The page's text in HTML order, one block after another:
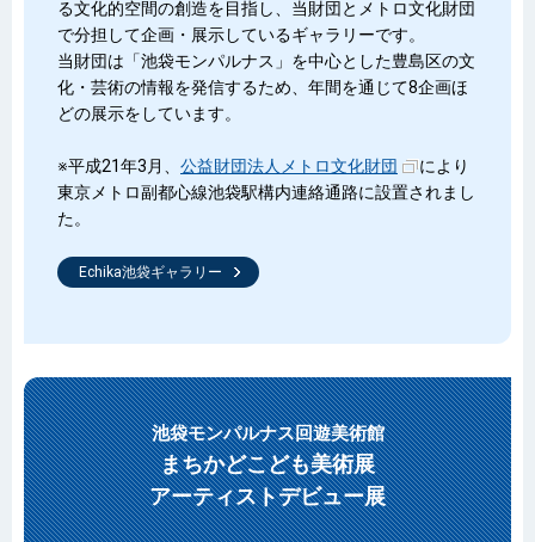
る文化的空間の創造を目指し、当財団とメトロ文化財団
で分担して企画・展示しているギャラリーです。
当財団は「池袋モンパルナス」を中心とした豊島区の文
化・芸術の情報を発信するため、年間を通じて8企画ほ
どの展示をしています。
※平成21年3月、 公益財団法人メトロ文化財団
により
東京メトロ副都心線池袋駅構内連絡通路に設置されまし
た。
Echika池袋ギャラリー
池袋モンパルナス回遊美術館
まちかどこども美術展
アーティストデビュー展